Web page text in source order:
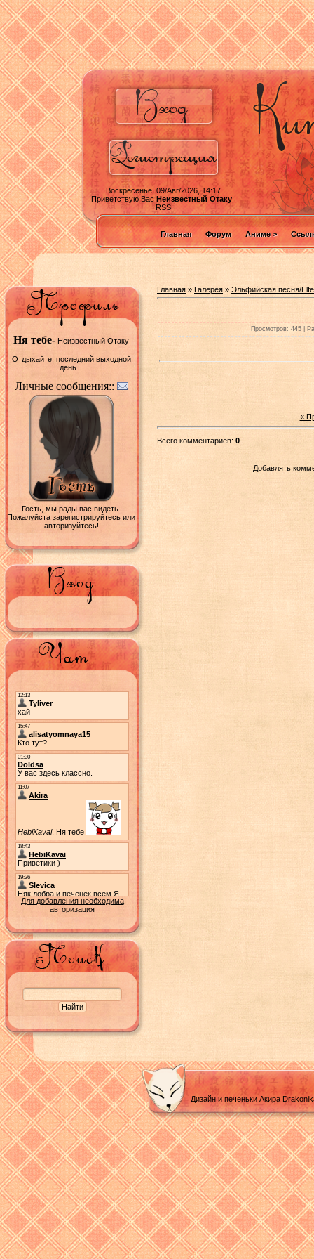
Воскресенье, 09/Авг/2026, 14:17
Приветствую ВасНеизвестный Отаку|
RSS
Главная Форум Аниме >
Ня тебе- Неизвестный Отаку
Отдыхайте, последний выходной
день...
Личные сообщения::
Гость, мы рады вас видеть.
Пожалуйста зарегистрируйтесь или
авторизуйтесь!
Для добавления необходима
авторизация
Главная » Галерея » Эльфийская песня/
Просмотров: 445 |
«
Всего комментариев: 0
Добавлять
Дизайн и печеньки Акира